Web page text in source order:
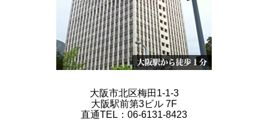
大阪市北区梅田1-1-3
大阪駅前第3ビル 7F
直通TEL：06-6131-8423